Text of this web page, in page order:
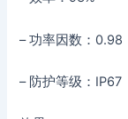
– 功率因数：0.98
– 防护等级：IP67